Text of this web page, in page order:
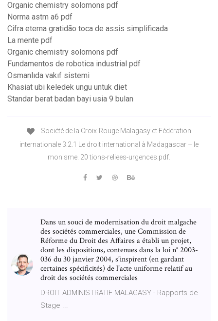
Organic chemistry solomons pdf
Norma astm a6 pdf
Cifra eterna gratidão toca de assis simplificada
La mente pdf
Organic chemistry solomons pdf
Fundamentos de robotica industrial pdf
Osmanlıda vakıf sistemi
Khasiat ubi keledek ungu untuk diet
Standar berat badan bayi usia 9 bulan
Société de la Croix-Rouge Malagasy et Fédération
internationale 3.2.1 Le droit international à Madagascar – le
monisme. 20 tions-reliees-urgences.pdf.
Dans un souci de modernisation du droit malgache
des sociétés commerciales, une Commission de
Réforme du Droit des Affaires a établi un projet,
dont les dispositions, contenues dans la loi n° 2003-
036 du 30 janvier 2004, s’inspirent (en gardant
certaines spécificités) de l’acte uniforme relatif au
droit des sociétés commerciales
DROIT ADMINISTRATIF MALAGASY - Rapports de
Stage ...